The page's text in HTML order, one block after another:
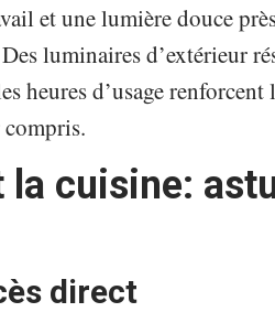
et une lumière douce
luminaires d’extérieur
heures d’usage renforcent
cuisine:
direct